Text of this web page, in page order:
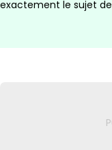
exactement le sujet